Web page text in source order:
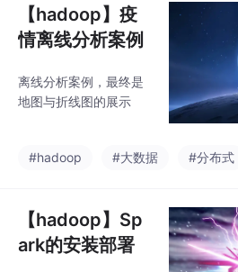
证。随后部署基础组
件：JDK、Hadoop
（配置核心XML文
er集群。接着搭建Spar
k核心环境，包括Flume
队列（需创建日志目录
并后台启动）以及Sp
【hadoop】疫
情离线分析案例
离线分析案例，最终是
地图与折线图的展示
#hadoop #大数据 #分布式
【hadoop】Sp
ark的安装部署